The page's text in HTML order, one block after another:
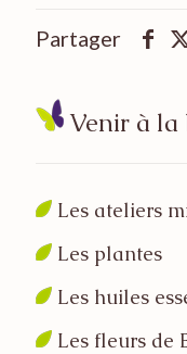
Partager
Venir à la
Les ateliers
Les plantes
Les huiles
Les fleurs de